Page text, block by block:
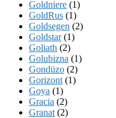
Goldniere (1)
GoldRus (1)
Goldsegen (2)
Goldstar(1)
Goliath (2)
Golubizna (1)
Gondüzo (2)
Gorizont (1)
Goya (1)
Gracia (2)
Granat (2)